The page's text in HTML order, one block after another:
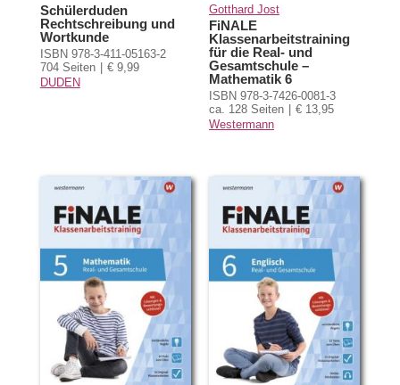
Schülerduden
Rechtschreibung und
Wortkunde
ISBN 978-3-411-05163-2
704 Seiten
€ 9,99
DUDEN
Gotthard Jost
FiNALE
Klassenarbeitstraining
für die Real- und
Gesamtschule –
Mathematik 6
ISBN 978-3-7426-0081-3
ca. 128 Seiten
€ 13,95
Westermann